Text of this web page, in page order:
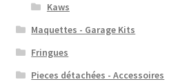
Kaws
Maquettes - Garage Kits
Fringues
Pieces détachées - Accessoires